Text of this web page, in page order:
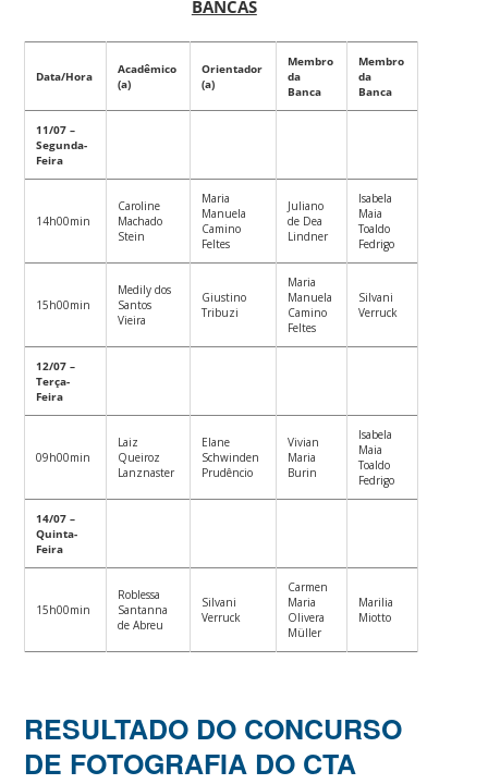
BANCAS
Data/Hora
Acadêmico
(a)
Orientador
(a)
Membro
da
Banca
Membro
da
Banca
11/07 –
Segunda-
Feira
14h00min
Caroline
Machado
Stein
Maria
Manuela
Camino
Feltes
Juliano
de Dea
Lindner
Isabela
Maia
Toaldo
Fedrigo
15h00min
Medily dos
Santos
Vieira
Giustino
Tribuzi
Maria
Manuela
Camino
Feltes
Silvani
Verruck
12/07 –
Terça-
Feira
09h00min
Laiz
Queiroz
Lanznaster
Elane
Schwinden
Prudêncio
Vivian
Maria
Burin
Isabela
Maia
Toaldo
Fedrigo
14/07 –
Quinta-
Feira
15h00min
Roblessa
Santanna
de Abreu
Silvani
Verruck
Carmen
Maria
Olivera
Müller
Marilia
Miotto
RESULTADO DO CONCURSO
DE FOTOGRAFIA DO CTA